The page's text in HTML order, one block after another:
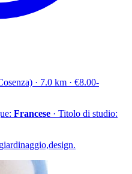
· 7.0 km · €8.00-
Francese · Titolo di studio: